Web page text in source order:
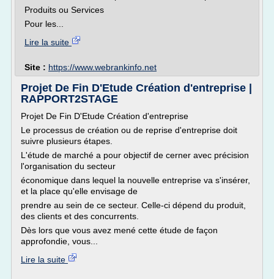
Produits ou Services
Pour les...
Lire la suite
Site : https://www.webrankinfo.net
Projet De Fin D'Etude Création d'entreprise |
RAPPORT2STAGE
Projet De Fin D'Etude Création d'entreprise
Le processus de création ou de reprise d'entreprise doit
suivre plusieurs étapes.
L'étude de marché a pour objectif de cerner avec précision
l'organisation du secteur
économique dans lequel la nouvelle entreprise va s'insérer,
et la place qu'elle envisage de
prendre au sein de ce secteur. Celle-ci dépend du produit,
des clients et des concurrents.
Dès lors que vous avez mené cette étude de façon
approfondie, vous...
Lire la suite